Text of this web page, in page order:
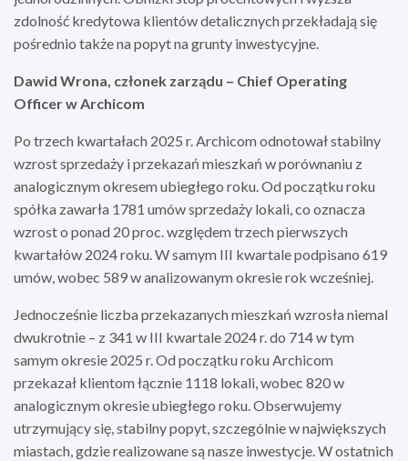
zdolność kredytowa klientów detalicznych przekładają się
pośrednio także na popyt na grunty inwestycyjne.
Dawid Wrona, członek zarządu – Chief Operating
Officer w Archicom
Po trzech kwartałach 2025 r. Archicom odnotował stabilny
wzrost sprzedaży i przekazań mieszkań w porównaniu z
analogicznym okresem ubiegłego roku. Od początku roku
spółka zawarła 1781 umów sprzedaży lokali, co oznacza
wzrost o ponad 20 proc. względem trzech pierwszych
kwartałów 2024 roku. W samym III kwartale podpisano 619
umów, wobec 589 w analizowanym okresie rok wcześniej.
Jednocześnie liczba przekazanych mieszkań wzrosła niemal
dwukrotnie – z 341 w III kwartale 2024 r. do 714 w tym
samym okresie 2025 r. Od początku roku Archicom
przekazał klientom łącznie 1118 lokali, wobec 820 w
analogicznym okresie ubiegłego roku. Obserwujemy
utrzymujący się, stabilny popyt, szczególnie w największych
miastach, gdzie realizowane są nasze inwestycje. W ostatnich